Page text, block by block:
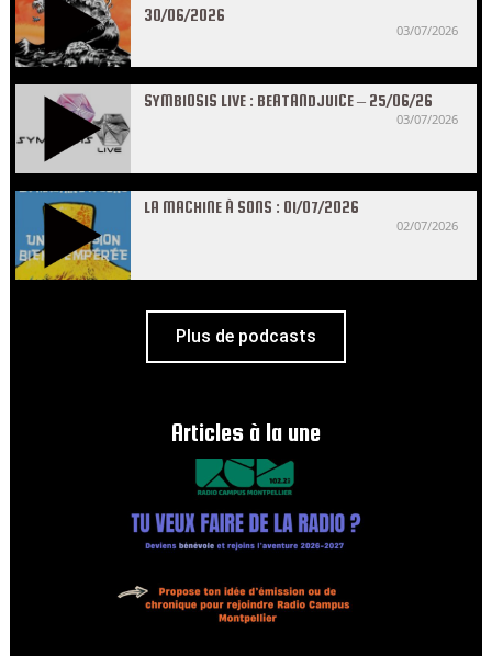
30/06/2026
03/07/2026
SYMBIOSIS LIVE : BEATANDJUICE – 25/06/26
03/07/2026
LA MACHINE À SONS : 01/07/2026
02/07/2026
Plus de podcasts
Articles à la une